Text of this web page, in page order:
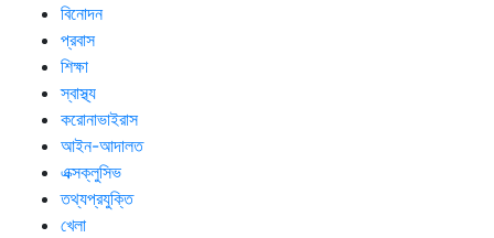
বিনোদন
প্রবাস
শিক্ষা
স্বাস্থ্য
করোনাভাইরাস
আইন-আদালত
এক্সক্লুসিভ
তথ্যপ্রযুক্তি
খেলা